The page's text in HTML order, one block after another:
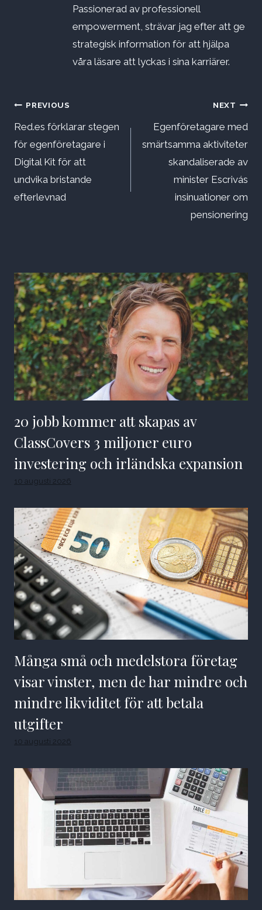
Passionerad av professionell
empowerment, strävar jag efter att ge
strategisk information för att hjälpa
våra läsare att lyckas i sina karriärer.
Inläggsnavigering
PREVIOUS
Red.es förklarar stegen
för egenföretagare i
Digital Kit för att
undvika bristande
efterlevnad
NEXT
Egenföretagare med
smärtsamma aktiviteter
skandaliserade av
minister Escrivás
insinuationer om
pensionering
20 jobb kommer att skapas av
ClassCovers 3 miljoner euro
investering och irländska expansion
10 augusti 2026
Många små och medelstora företag
visar vinster, men de har mindre och
mindre likviditet för att betala
utgifter
10 augusti 2026